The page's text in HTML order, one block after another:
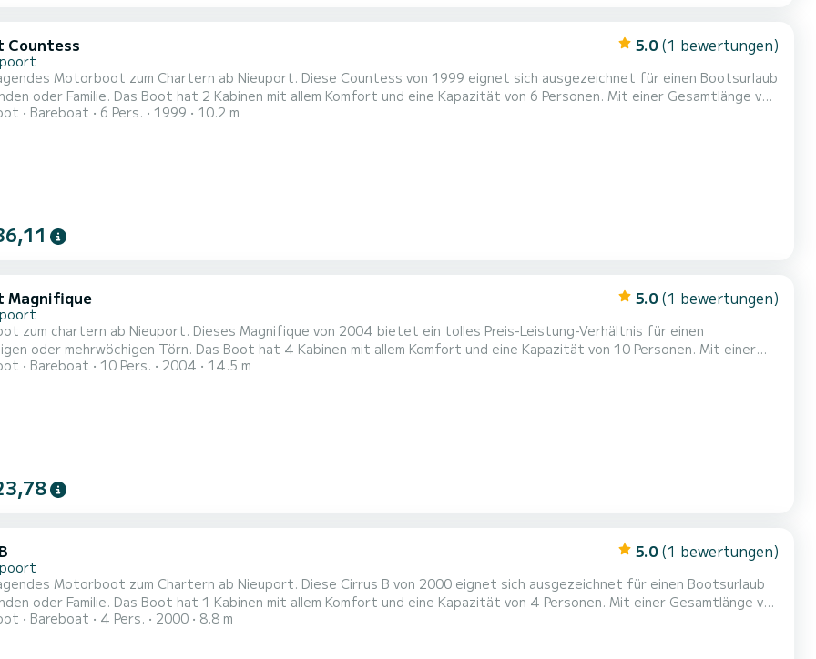
Countess 5.0 (1 bewertungen)
Motorboot zum Chartern ab Nieuport. Diese Countess von 1999 eignet sich ausgezeichnet für einen Bootsurlaub
mit allem Komfort und eine Kapazität von 6 Personen. Mit einer Gesamtlänge von
wird es Ihr perfekter Begleiter sein, um einen einzigartigen Urlaub auf dem Wasser in der Umgebung von Nieuport zu
Bareboat 6 Pers. 1999 10.2 m
Magnifique 5.0 (1 bewertungen)
zum chartern ab Nieuport. Dieses Magnifique von 2004 bietet ein tolles Preis-Leistung-Verhältnis für einen
Törn. Das Boot hat 4 Kabinen mit allem Komfort und eine Kapazität von 10 Personen. Mit einer
von 15 Metern wird es Ihr perfekter Begleiter sein, um einen einzigartigen Urlaub auf dem Wasser in der Umgebung
Bareboat 10 Pers. 2004 14.5 m
5.0 (1 bewertungen)
Motorboot zum Chartern ab Nieuport. Diese Cirrus B von 2000 eignet sich ausgezeichnet für einen Bootsurlaub
mit allem Komfort und eine Kapazität von 4 Personen. Mit einer Gesamtlänge von
wird es Ihr perfekter Begleiter sein, um einen einzigartigen Urlaub auf dem Wasser in der Umgebung von Nieuport zu
Bareboat 4 Pers. 2000 8.8 m